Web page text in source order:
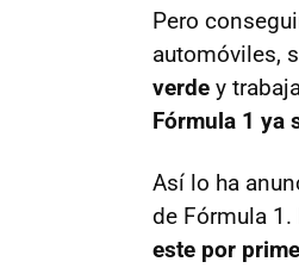
Pero
automóviles,
verde y
Fórmula 1 ya
Así lo ha
de Fórmula
este por